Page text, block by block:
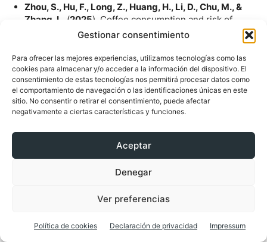
Gestionar consentimiento
Para ofrecer las mejores experiencias, utilizamos tecnologías como las
cookies para almacenar y/o acceder a la información del dispositivo. El
consentimiento de estas tecnologías nos permitirá procesar datos como
el comportamiento de navegación o las identificaciones únicas en este
sitio. No consentir o retirar el consentimiento, puede afectar
negativamente a ciertas características y funciones.
Aceptar
Denegar
Ver preferencias
Política de cookies Declaración de privacidad Impressum
Zhou, S., Hu, F., Long, Z., Huang, H., Li, D., Chu, M., &
Zhang, L
. (2025). Coffee consumption and risk of
incident gastrointestinal disease: A large prospective
cohort study. Food Science & Nutrition, 13(12), e71271.
https://doi.org/10.1002/fsn3.71271